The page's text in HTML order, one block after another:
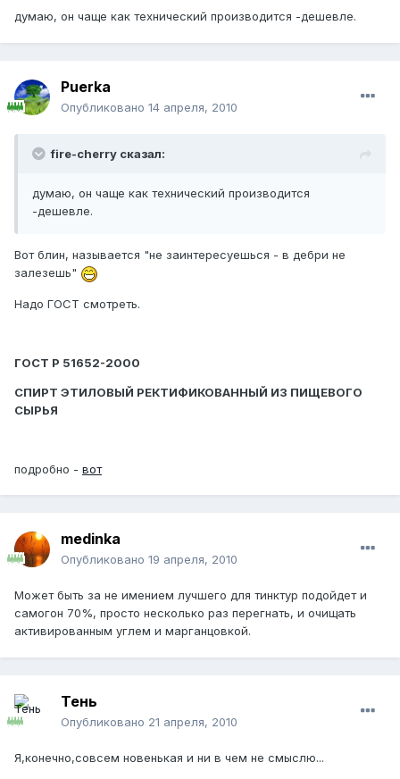
думаю, он чаще как технический производится -дешевле.
Puerka
Опубликовано 14 апреля, 2010
fire-cherry сказал:
думаю, он чаще как технический производится
-дешевле.
Вот блин, называется "не заинтересуешься - в дебри не
залезешь"
Надо ГОСТ смотреть.
ГОСТ Р 51652-2000
СПИРТ ЭТИЛОВЫЙ РЕКТИФИКОВАННЫЙ ИЗ ПИЩЕВОГО
СЫРЬЯ
подробно - вот
medinka
Опубликовано 19 апреля, 2010
Может быть за не имением лучшего для тинктур подойдет и
самогон 70%, просто несколько раз перегнать, и очищать
активированным углем и марганцовкой.
Тень
Опубликовано 21 апреля, 2010
Я,конечно,совсем новенькая и ни в чем не смыслю...